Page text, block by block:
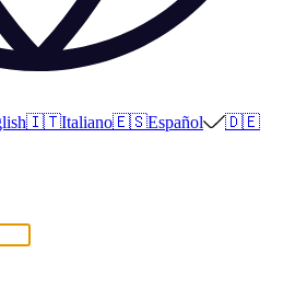
🇮🇹Italiano🇪🇸Español
🇩🇪